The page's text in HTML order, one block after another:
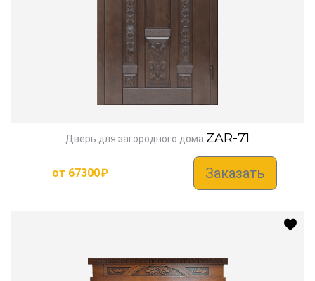
Дверь для загородного дома ZAR-71
от 67300₽ Заказать